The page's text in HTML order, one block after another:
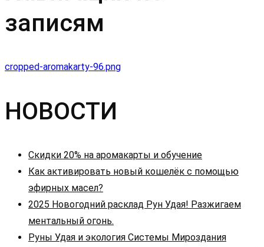
записям
cropped-aromakarty-96.png
НОВОСТИ
Скидки 20% на аромакарты и обучение
Как активировать новый кошелёк с помощью
эфирных масел?
2025 Новогодний расклад Рун Удая! Разжигаем
ментальный огонь.
Руны Удая и экология Системы Мироздания